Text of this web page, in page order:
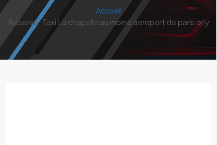
Accueil
Réserver Taxi La chapelle au moine aeroport de paris orly